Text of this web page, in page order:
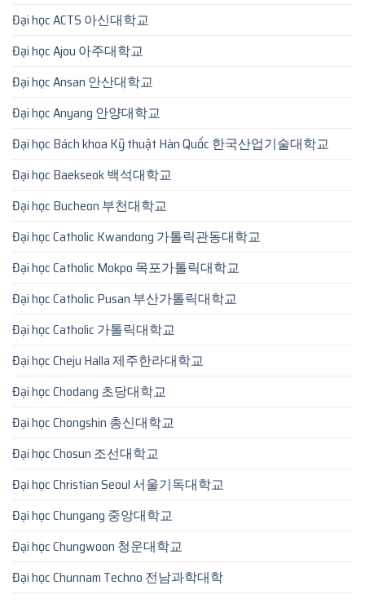
Đại học ACTS 아신대학교
Đại học Ajou 아주대학교
Đại học Ansan 안산대학교
Đại học Anyang 안양대학교
Đại học Bách khoa Kỹ thuật Hàn Quốc 한국산업기술대학교
Đại học Baekseok 백석대학교
Đại học Bucheon 부천대학교
Đại học Catholic Kwandong 가톨릭관동대학교
Đại học Catholic Mokpo 목포가톨릭대학교
Đại học Catholic Pusan 부산가톨릭대학교
Đại học Catholic 가톨릭대학교
Đại học Cheju Halla 제주한라대학교
Đại học Chodang 초당대학교
Đại học Chongshin 총신대학교
Đại học Chosun 조선대학교
Đại học Christian Seoul 서울기독대학교
Đại học Chungang 중앙대학교
Đại học Chungwoon 청운대학교
Đại học Chunnam Techno 전남과학대학